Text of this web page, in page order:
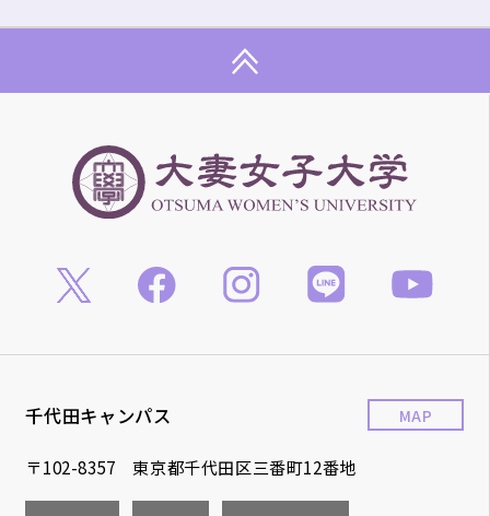
千代田キャンパス
〒102-8357 東京都千代田区三番町12番地
MAP